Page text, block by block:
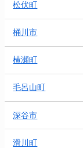
松伏町
桶川市
横瀬町
毛呂山町
深谷市
滑川町